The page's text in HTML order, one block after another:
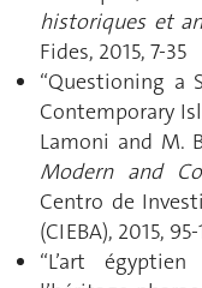
historiques et
Fides, 2015, 7-35
“Questioning a
Contemporary
Lamoni and M.
Modern and
Centro de
(CIEBA), 2015,
“L’art